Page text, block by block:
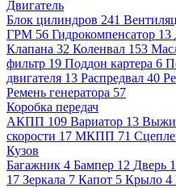
Двигатель
Блок цилиндров 241
ГРМ 56 Гидрокомпенсатор 13
Клапана 32 Коленвал 153
фильтр 19 Поддон картера 6
двигателя 13 Распредвал 40
Ремень генератора 57
Коробка передач
АКПП 109 Вариатор 13
скорости 17 МКПП 71
Кузов
Багажник 4 Бампер 12 Дверь
17 Зеркала 7 Капот 5 Крыло 4